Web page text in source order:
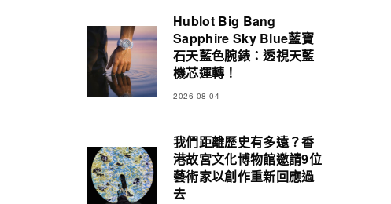
Hublot Big Bang
Sapphire Sky Blue藍寶
石天藍色腕錶：透視天藍
機芯運轉！
2026-08-04
我們距離歷史有多遠？香
港故宮文化博物館邀請9位
藝術家以創作重新回應過
去